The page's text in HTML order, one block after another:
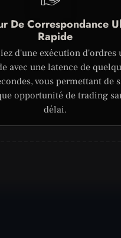
De Correspondance
Rapide
d'une exécution d'ordres
avec une latence de
vous permettant de
opportunité de trading
délai.